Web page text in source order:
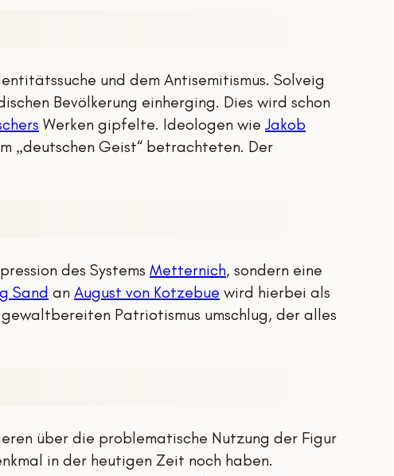
und dem Antisemitismus. Solveig
Bevölkerung einherging. Dies wird schon
Werken gipfelte. Ideologen wie Jakob
„deutschen Geist“ betrachteten. Der
des Systems Metternich, sondern eine
Sand an August von Kotzebue wird hierbei als
Patriotismus umschlug, der alles
über die problematische Nutzung der Figur
in der heutigen Zeit noch haben.